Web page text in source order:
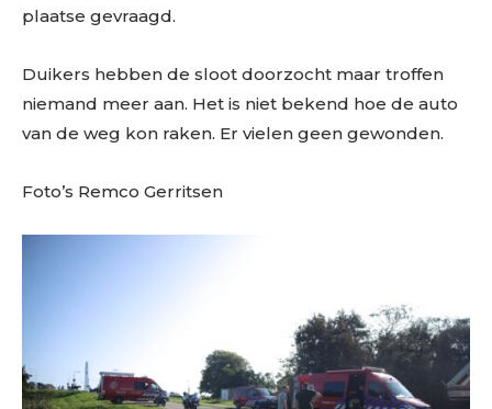
plaatse gevraagd.
Duikers hebben de sloot doorzocht maar troffen
niemand meer aan. Het is niet bekend hoe de auto
van de weg kon raken. Er vielen geen gewonden.
Foto’s Remco Gerritsen